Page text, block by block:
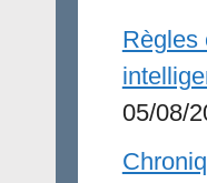
Règles
05/08/